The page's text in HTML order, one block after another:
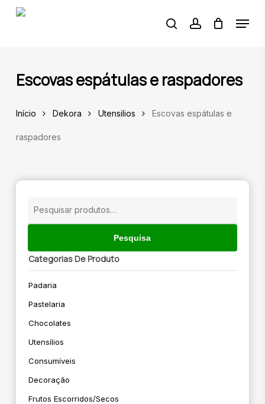
Skip
pesquisaraccount
Menu
Escovas espátulas e raspadores
Início Dekora Utensilios Escovas espátulas e
raspadores
Pesquisa
Categorias De Produto
Padaria
Pastelaria
Chocolates
Utensílios
Consumíveis
Decoração
Frutos Escorridos/secos